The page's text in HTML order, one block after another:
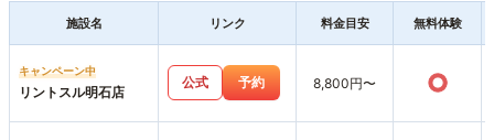
施設名 リンク 料金目安 無料体験
キャンペーン中
リントスル明石店
公式 予約 8,800円〜 ○